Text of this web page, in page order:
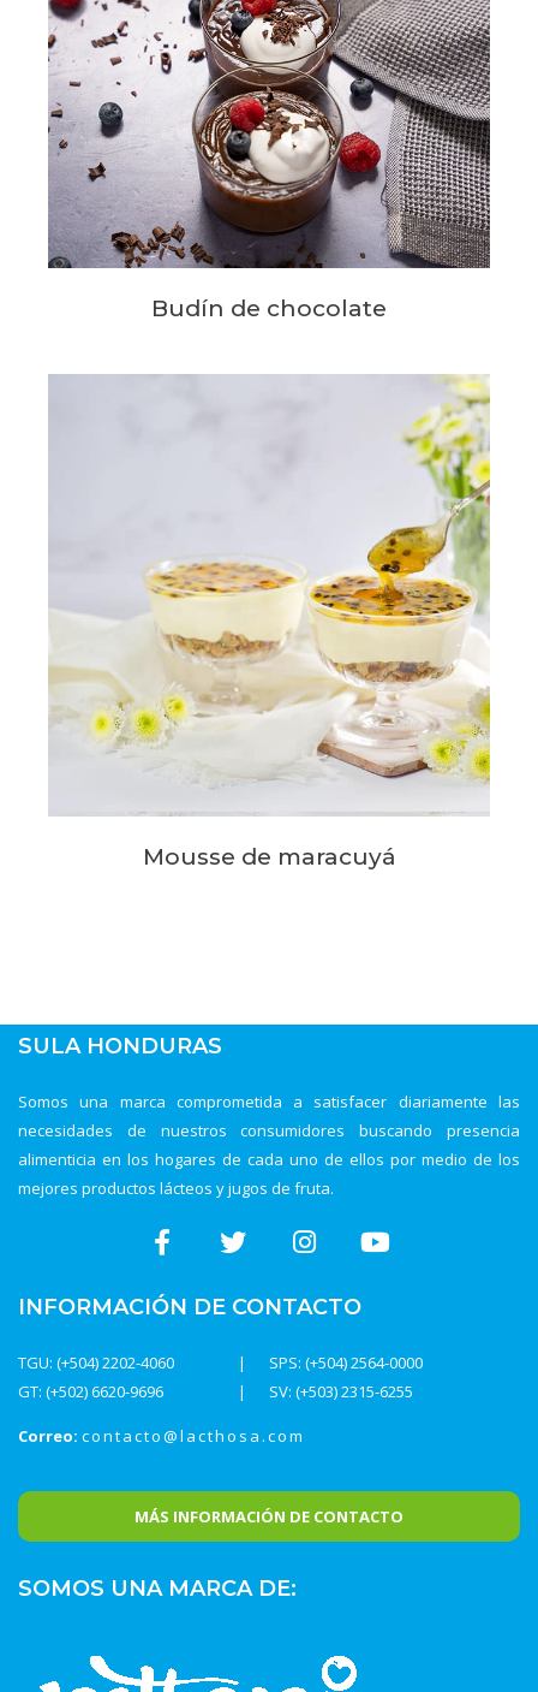
Budín de chocolate
Mousse de maracuyá
SULA HONDURAS
Somos una marca comprometida a satisfacer diariamente las
necesidades de nuestros consumidores buscando presencia
alimenticia en los hogares de cada uno de ellos por medio de los
mejores productos lácteos y jugos de fruta.
INFORMACIÓN DE CONTACTO
TGU: (+504) 2202-4060
SPS: (+504) 2564-0000
SV: (+503) 2315-6255
GT: (+502) 6620-9696
Correo: contacto@lacthosa.com
MÁS INFORMACIÓN DE CONTACTO
SOMOS UNA MARCA DE: